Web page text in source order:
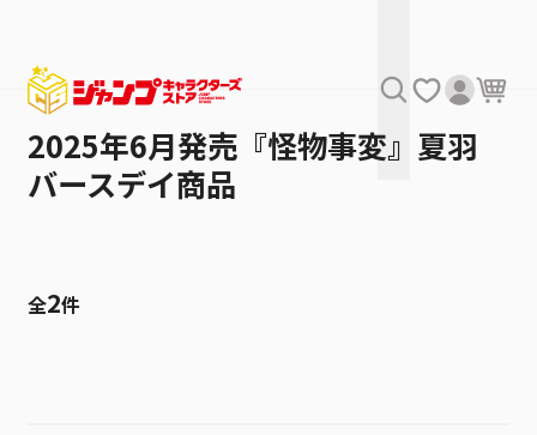
2025年6月発売『怪物事変』夏羽
バースデイ商品
全2件